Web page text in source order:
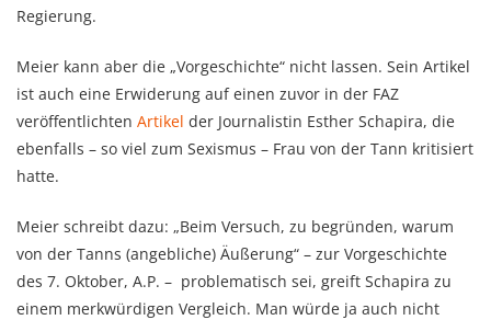
Regierung.
Meier kann aber die „Vorgeschichte“ nicht lassen. Sein Artikel
ist auch eine Erwiderung auf einen zuvor in der FAZ
veröffentlichten Artikel der Journalistin Esther Schapira, die
ebenfalls – so viel zum Sexismus – Frau von der Tann kritisiert
hatte.
Meier schreibt dazu: „Beim Versuch, zu begründen, warum
von der Tanns (angebliche) Äußerung“ – zur Vorgeschichte
des 7. Oktober, A.P. – problematisch sei, greift Schapira zu
einem merkwürdigen Vergleich. Man würde ja auch nicht